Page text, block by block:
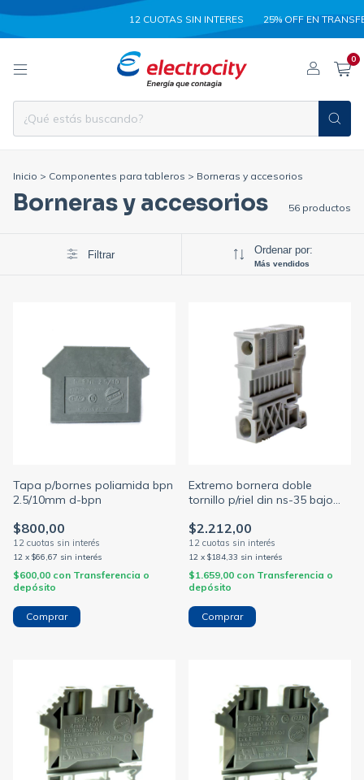
12 CUOTAS SIN INTERES 25% OFF EN
0
Inicio > Componentes para tableros > Borneras y accesorios
Borneras y accesorios 56 productos
Filtrar Ordenar por:
Más vendidos
Tapa p/bornes poliamida bpn
2.5/10mm d-bpn
$800,00
12 x $66,67 sin interés
$600,00 con Transferencia o
depósito
Extremo bornera doble
tornillo p/riel din ns-35 bajo
$2.212,00
12 x $184,33 sin interés
$1.659,00 con Transferencia o
depósito